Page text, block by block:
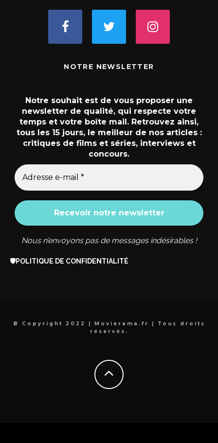
NOTRE NEWSLETTER
Notre souhait est de vous proposer une
newsletter de qualité, qui respecte votre
temps et votre boîte mail. Retrouvez ainsi,
tous les 15 jours, le meilleur de nos articles :
critiques de films et séries, interviews et
concours.
Nous n’envoyons pas de messages indésirables !
🛡️POLITIQUE DE CONFIDENTIALITÉ
© Copyright 2022 | Movierama.fr | Tous droits
réservés.